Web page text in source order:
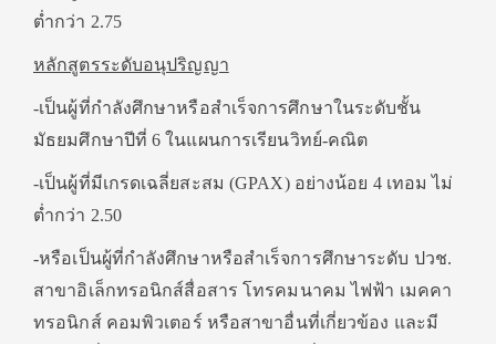
ต่ำกว่า 2.75
หลักสูตรระดับอนุปริญญา
-เป็นผู้ที่กำลังศึกษาหรือสำเร็จการศึกษาในระดับชั้น
มัธยมศึกษาปีที่ 6 ในแผนการเรียนวิทย์-คณิต
-เป็นผู้ที่มีเกรดเฉลี่ยสะสม (GPAX) อย่างน้อย 4 เทอม ไม่
ต่ำกว่า 2.50
-หรือเป็นผู้ที่กำลังศึกษาหรือสำเร็จการศึกษาระดับ ปวช.
สาขาอิเล็กทรอนิกส์สื่อสาร โทรคมนาคม ไฟฟ้า เมคคา
ทรอนิกส์ คอมพิวเตอร์ หรือสาขาอื่นที่เกี่ยวข้อง และมี